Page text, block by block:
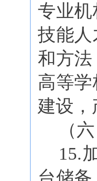
专业
技能
和方
高等
建设，
（
15.